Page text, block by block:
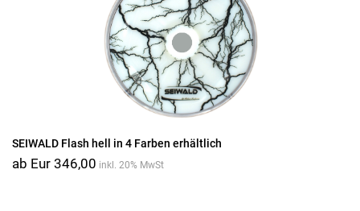
SEIWALD Flash hell in 4 Farben erhältlich
ab Eur 346,00 inkl. 20% MwSt